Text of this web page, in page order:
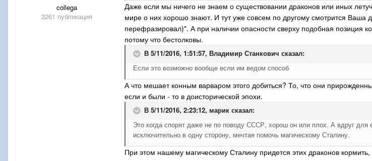
collega
3261 публикация
Даже если мы ничего не знаем о существовании драконов или иных
мире о них хорошо знают. И тут уже совсем по другому смотрится
перефразировал)". А при наличии опасности сверху подобная позиция
потому что бестолковы.
В 5/11/2016, 1:51:57, Владимир Станкович сказал:
Если это возможно вообще если им ведом способ
А что мешает конным варваром этого добиться? То, что они
если и были - то в доисторической эпохи.
В 5/11/2016, 2:23:12, марик сказал:
Это когда спорят даже не по поводу СССР, хорош он или плох. А вдруг
исключительно в одну сторону, мечтая помочь магическому Сталину.
При этом нашему магическому Сталину придется этих драконов кормить,